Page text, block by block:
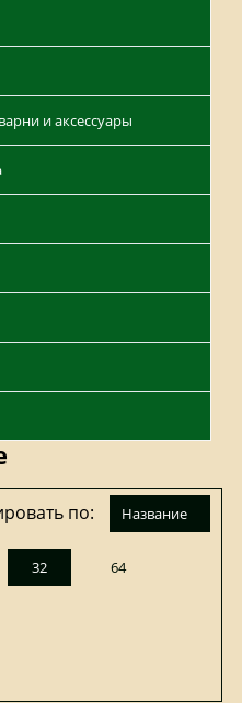
и аксессуары
по: название
32 64